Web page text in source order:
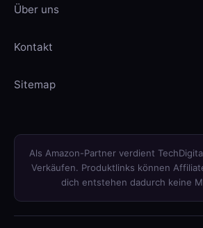
Über uns
Kontakt
Sitemap
Als Amazon-Partner verdient
Verkäufen. Produktlinks können
dich entstehen dadurch keine